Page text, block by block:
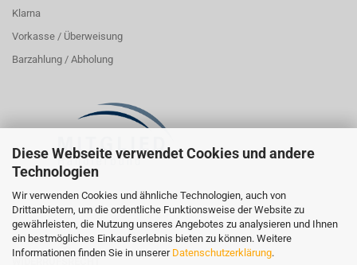
Diese Webseite verwendet Cookies und andere
Technologien
Wir verwenden Cookies und ähnliche Technologien, auch von
Drittanbietern, um die ordentliche Funktionsweise der Website zu
gewährleisten, die Nutzung unseres Angebotes zu analysieren und Ihnen
ein bestmögliches Einkaufserlebnis bieten zu können. Weitere
Informationen finden Sie in unserer Datenschutzerklärung.
Klarna
Vorkasse / Überweisung
Barzahlung / Abholung